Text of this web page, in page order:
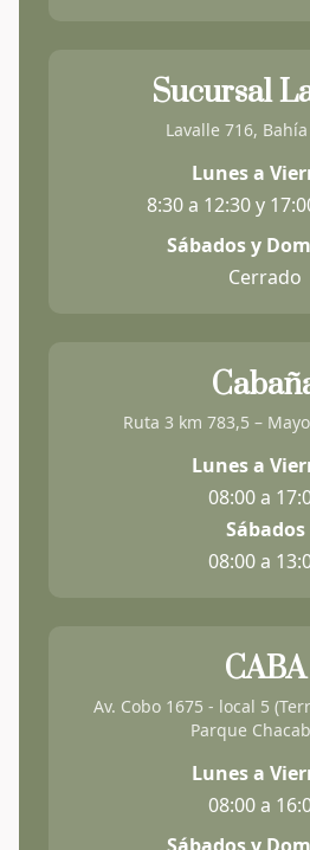
Sucursal
Lavalle 716,
Lunes a
8:30 a 12:30 y
Sábados y
Cerrado
Ruta 3 km 783,5 –
Lunes a
08:00 a
Sábados
08:00 a
CABA
Av. Cobo 1675 - local 5
Parque
Lunes a
08:00 a